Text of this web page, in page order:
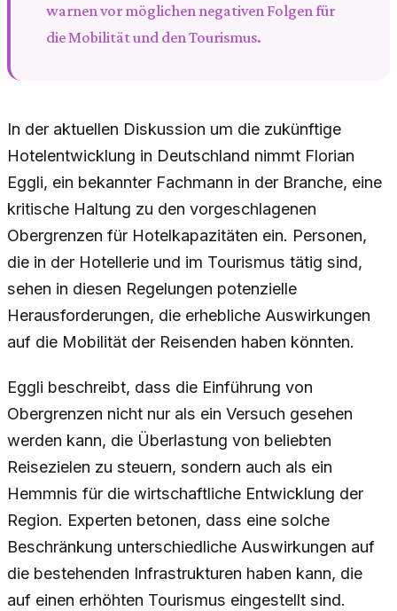
warnen vor möglichen negativen Folgen für
die Mobilität und den Tourismus.
In der aktuellen Diskussion um die zukünftige
Hotelentwicklung in Deutschland nimmt Florian
Eggli, ein bekannter Fachmann in der Branche, eine
kritische Haltung zu den vorgeschlagenen
Obergrenzen für Hotelkapazitäten ein. Personen,
die in der Hotellerie und im Tourismus tätig sind,
sehen in diesen Regelungen potenzielle
Herausforderungen, die erhebliche Auswirkungen
auf die Mobilität der Reisenden haben könnten.
Eggli beschreibt, dass die Einführung von
Obergrenzen nicht nur als ein Versuch gesehen
werden kann, die Überlastung von beliebten
Reisezielen zu steuern, sondern auch als ein
Hemmnis für die wirtschaftliche Entwicklung der
Region. Experten betonen, dass eine solche
Beschränkung unterschiedliche Auswirkungen auf
die bestehenden Infrastrukturen haben kann, die
auf einen erhöhten Tourismus eingestellt sind.